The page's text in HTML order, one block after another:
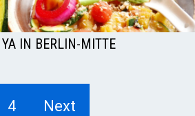
YA IN BERLIN-MITTE
4 Next